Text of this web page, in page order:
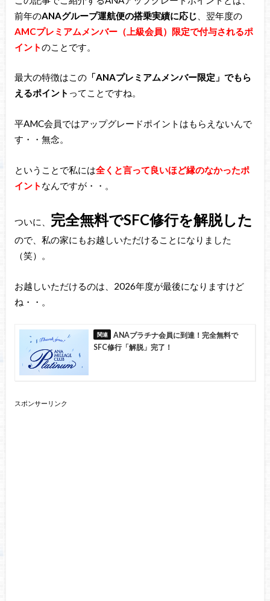
前年のANAグループ運航便の搭乗実績に応じ 、翌年度の
AMCプレミアムメンバー（上級会員）限定で付与されるポ
イントのことです。
最大の特徴はこの「ANAプレミアムメンバー限定」でもら
えるポイント ってことですね。
平AMC会員ではアップグレードポイントはもらえないんで
す・・無念。
ということで私には全くと言って良いほど縁のなかったポ
イント なんですが・・。
ついに、 完全無料でSFC修行を解脱した
ので、私の家にもお越しいただけることになりました
（笑）。
お越しいただけるのは、2026年度が最後になりますけど
ね・・。
ANAプラチナ会員に到達！完全無料で
SFC修行「解脱」完了！
スポンサーリンク